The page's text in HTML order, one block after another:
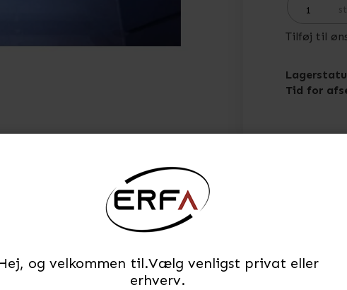
og velkommen til.Vælg venligst privat eller
erhverv.
Tilføj til
Tid for